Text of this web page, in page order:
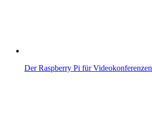
Der Raspberry Pi für Videokonferenzen